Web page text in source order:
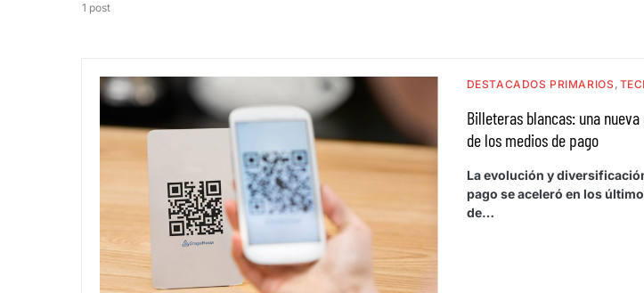
1 post
DESTACADOS PRIMARIOS
Billeteras blancas: una
de los medios de pago
La evolución y
pago se aceleró en los
de…